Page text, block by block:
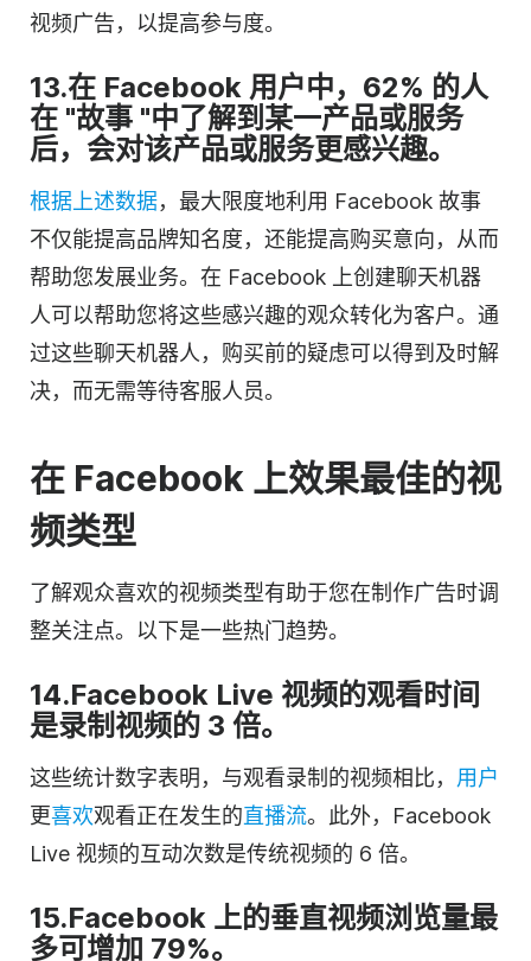
视频广告，以提高参与度。
13.在 Facebook 用户中，62% 的人
在 "故事 "中了解到某一产品或服务
后，会对该产品或服务更感兴趣。
根据上述数据，最大限度地利用 Facebook 故事
不仅能提高品牌知名度，还能提高购买意向，从而
帮助您发展业务。在 Facebook 上创建聊天机器
人可以帮助您将这些感兴趣的观众转化为客户。通
过这些聊天机器人，购买前的疑虑可以得到及时解
决，而无需等待客服人员。
在 Facebook 上效果最佳的视
频类型
了解观众喜欢的视频类型有助于您在制作广告时调
整关注点。以下是一些热门趋势。
14.Facebook Live 视频的观看时间
是录制视频的 3 倍。
这些统计数字表明，与观看录制的视频相比， 用户
更喜欢观看正在发生的直播流。此外，Facebook
Live 视频的互动次数是传统视频的 6 倍。
15.Facebook 上的垂直视频浏览量最
多可增加 79%。